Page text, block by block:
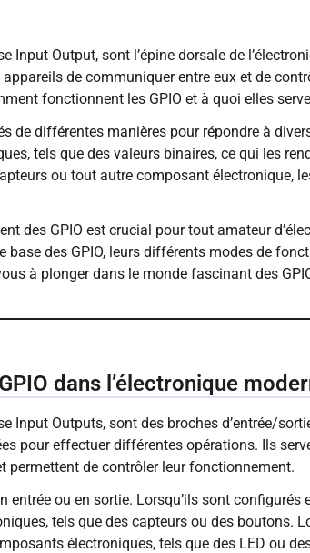
Input Output, sont l’épine dorsale de
de communiquer entre eux et de
fonctionnent les GPIO et à quoi elles
de différentes manières pour répondre à
tels que des valeurs binaires, ce qui les
ou tout autre composant électronique,
des GPIO est crucial pour tout amateur
base des GPIO, leurs différents modes de
à plonger dans le monde fascinant des
dans l’électronique
Input Outputs, sont des broches d’entrée/
pour effectuer différentes opérations. Ils
permettent de contrôler leur fonctionnement.
entrée ou en sortie. Lorsqu’ils sont
tels que des capteurs ou des boutons.
électroniques, tels que des LED ou